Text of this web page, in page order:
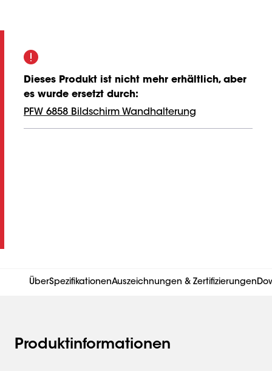
Dieses Produkt ist nicht mehr erhältlich, aber
es wurde ersetzt durch:
PFW 6858 Bildschirm Wandhalterung
ÜberSpezifikationenAuszeichnungen & Zertifizierungen
Produktinformationen